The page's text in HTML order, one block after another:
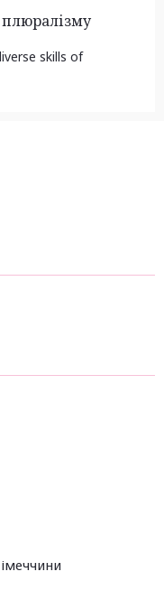
плюралізму
skills of